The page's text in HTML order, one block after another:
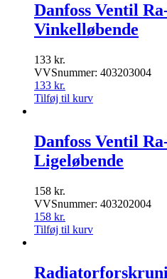
Danfoss Ventil
Vinkelløbende
133 kr.
VVSnummer: 403203004
133 kr.
Tilføj til kurv
Danfoss Ventil
Ligeløbende
158 kr.
VVSnummer: 403202004
158 kr.
Tilføj til kurv